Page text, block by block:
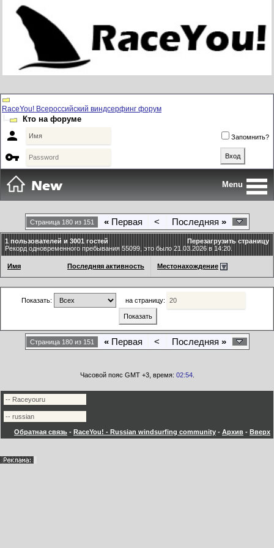
RaceYou! Всероссийский виндсерфинг форум
Кто на форуме
 Запомнить?

Menu
Страница 180 из 151 «Первая < Последняя »
Перезагрузить страницу
1 пользователей и 3001 гостей
Рекорд одновременного пребывания 55099, это было 21.03.2026 в 14:20.
Последняя активность
Имя Местонахождение
Показать: на страницу:
Страница 180 из 151 «Первая < Последняя »
Часовой пояс GMT +3, время: 02:54.
Обратная связь - RaceYou! - Russian windsurfing community - Архив - Вверх